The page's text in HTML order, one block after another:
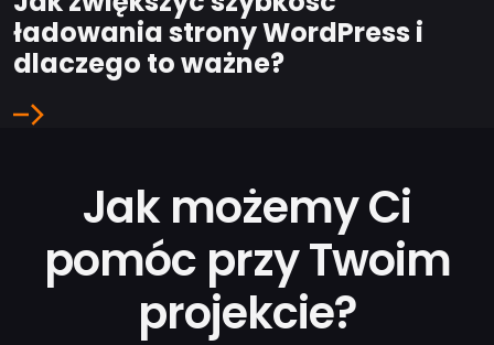
ładowania strony WordPress i
dlaczego to ważne?
Jak możemy Ci
pomóc przy Twoim
projekcie?